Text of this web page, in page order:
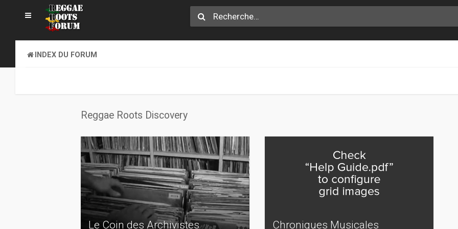
INDEX DU FORUM
Reggae Roots Discovery
Le Coin des Archivistes Chroniques Musicales